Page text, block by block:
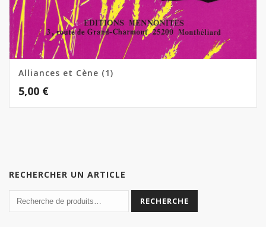
Alliances et Cène (1)
5,00 €
RECHERCHER UN ARTICLE
RECHERCHE